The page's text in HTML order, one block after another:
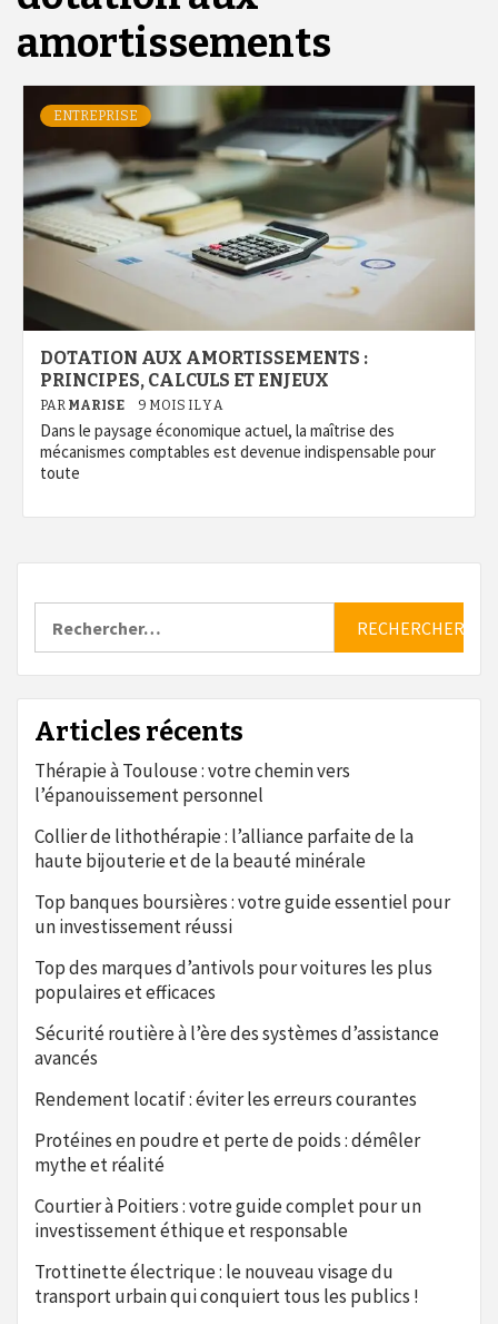
amortissements
ENTREPRISE
DOTATION AUX AMORTISSEMENTS :
PRINCIPES, CALCULS ET ENJEUX
PAR MARISE 9 MOIS IL Y A
Dans le paysage économique actuel, la maîtrise des
mécanismes comptables est devenue indispensable pour
toute
Articles récents
Thérapie à Toulouse : votre chemin vers
l’épanouissement personnel
Collier de lithothérapie : l’alliance parfaite de la
haute bijouterie et de la beauté minérale
Top banques boursières : votre guide essentiel pour
un investissement réussi
Top des marques d’antivols pour voitures les plus
populaires et efficaces
Sécurité routière à l’ère des systèmes d’assistance
avancés
Rendement locatif : éviter les erreurs courantes
Protéines en poudre et perte de poids : démêler
mythe et réalité
Courtier à Poitiers : votre guide complet pour un
investissement éthique et responsable
Trottinette électrique : le nouveau visage du
transport urbain qui conquiert tous les publics !